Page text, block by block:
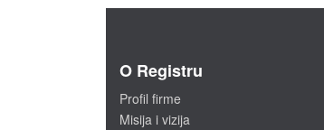
O Registru
Profil firme
Misija i vizija